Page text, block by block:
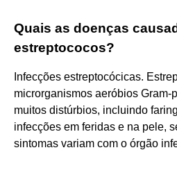
Quais as doenças
estreptococos?
Infecções estreptocócicas.
microrganismos aeróbios Gram-
muitos distúrbios, incluindo
infecções em feridas e na pele,
sintomas variam com o órgão